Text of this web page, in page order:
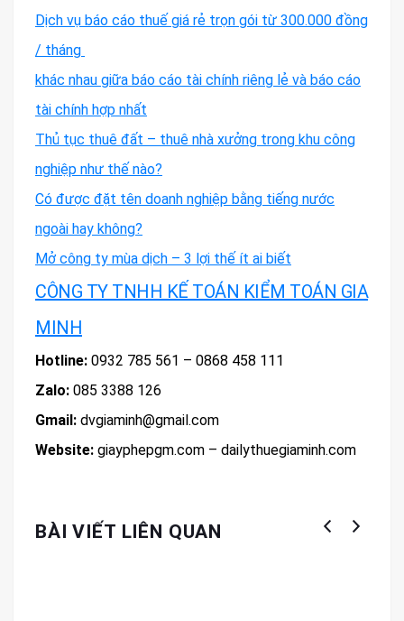
Dịch vụ báo cáo thuế giá rẻ trọn gói từ 300.000 đồng
/ tháng
khác nhau giữa báo cáo tài chính riêng lẻ và báo cáo
tài chính hợp nhất
Thủ tục thuê đất – thuê nhà xưởng trong khu công
nghiệp như thế nào?
Có được đặt tên doanh nghiệp bằng tiếng nước
ngoài hay không?
Mở công ty mùa dịch – 3 lợi thế ít ai biết
CÔNG TY TNHH KẾ TOÁN KIỂM TOÁN GIA
MINH
Hotline: 0932 785 561 – 0868 458 111
Zalo: 085 3388 126
Gmail: dvgiaminh@gmail.com
Website: giayphepgm.com – dailythuegiaminh.com
BÀI VIẾT LIÊN QUAN